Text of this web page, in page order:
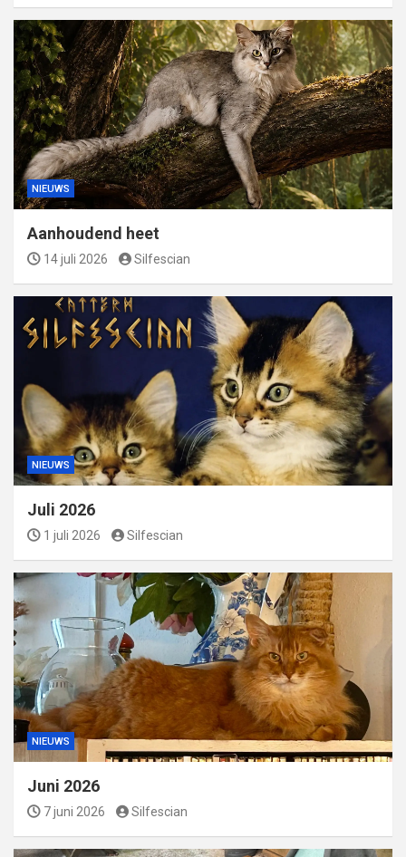
NIEUWS
Aanhoudend heet
14 juli 2026 Silfescian
NIEUWS
Juli 2026
1 juli 2026 Silfescian
NIEUWS
Juni 2026
7 juni 2026 Silfescian